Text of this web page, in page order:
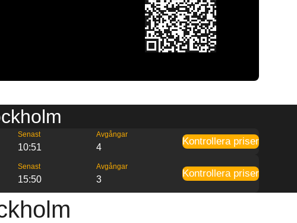
Senast
10:51
Avgångar
4
Kontrollera priser
Senast
15:50
Avgångar
3
Kontrollera priser